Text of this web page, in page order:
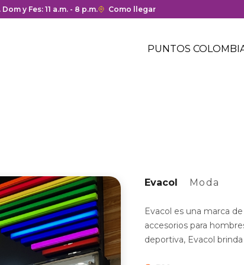
y cierre del centro comercial.
y Fes: 11 a.m. - 8 p.m.Enlace
Como llegar
Header
Menú
PUNTOS
Evacol Moda
Evacol es una marca
accesorios para
deportiva, Evacol